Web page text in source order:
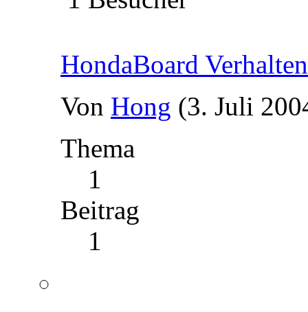
HondaBoard
Von Hong (3. Juli
Thema
1
Beitrag
1